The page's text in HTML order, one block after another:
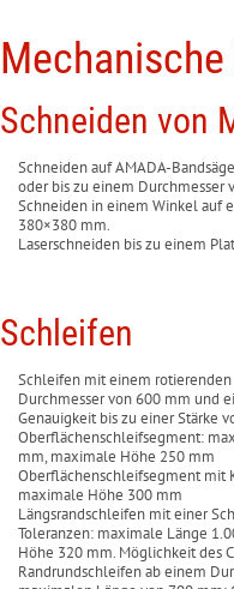
Schneiden von
Schneiden auf AMADA-
oder bis zu einem Durchmesser
Schneiden in einem Winkel auf
380×380 mm.
Laserschneiden bis zu einem
Schleifen
Schleifen mit einem
Durchmesser von 600 mm und
Genauigkeit bis zu einer Stärke
Oberflächenschleifsegment:
mm, maximale Höhe 250 mm
Oberflächenschleifsegment mit
maximale Höhe 300 mm
Längsrandschleifen mit einer
Toleranzen: maximale Länge
Höhe 320 mm. Möglichkeit des
Randrundschleifen ab einem